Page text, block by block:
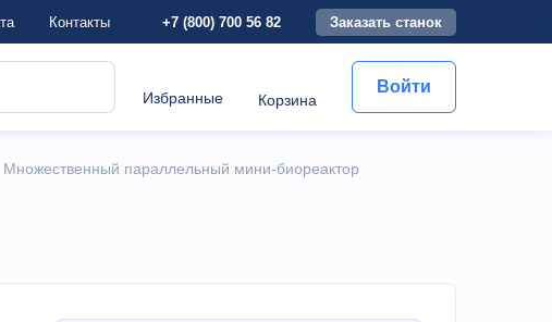
Контакты +7 (800) 700 56 82 Заказать станок
Избранные Корзина
Войти
Множественный параллельный мини-биореактор